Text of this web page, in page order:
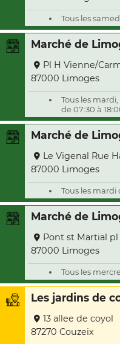
Tous les
Marché de
Pl H Vienne/
87000 Limoges
Tous les
de 07:30 à
Marché de
Le Vigenal Rue
87000 Limoges
Tous les mardi
Marché de
Pont st Martial pl
87000 Limoges
Tous les
Les jardins de
13 allee de coyol
87270 Couzeix